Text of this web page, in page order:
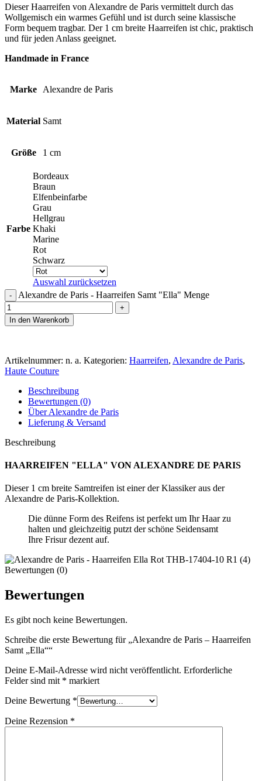
Dieser Haarreifen von Alexandre de Paris vermittelt durch das
Wollgemisch ein warmes Gefühl und ist durch seine klassische
Form bequem tragbar. Der 1 cm breite Haarreifen ist chic, praktisch
und für jeden Anlass geeignet.
Handmade in France
Marke Alexandre de Paris
Material Samt
Größe 1 cm
Farbe
Bordeaux
Braun
Elfenbeinfarbe
Grau
Hellgrau
Khaki
Marine
Rot
Schwarz
Auswahl zurücksetzen
Alexandre de Paris - Haarreifen Samt "Ella" Menge
In den Warenkorb
Artikelnummer: n. a. Kategorien: Haarreifen, Alexandre de Paris,
Haute Couture
Beschreibung
Bewertungen (0)
Über Alexandre de Paris
Lieferung & Versand
Beschreibung
HAARREIFEN "ELLA" VON ALEXANDRE DE PARIS
Dieser 1 cm breite Samtreifen ist einer der Klassiker aus der
Alexandre de Paris-Kollektion.
Die dünne Form des Reifens ist perfekt um Ihr Haar zu
halten und gleichzeitig putzt der schöne Seidensamt
Ihre Frisur dezent auf.
Bewertungen (0)
Bewertungen
Es gibt noch keine Bewertungen.
Schreibe die erste Bewertung für „Alexandre de Paris – Haarreifen
Samt „Ella““
Deine E-Mail-Adresse wird nicht veröffentlicht. Erforderliche
Felder sind mit * markiert
Deine Bewertung *
Deine Rezension *